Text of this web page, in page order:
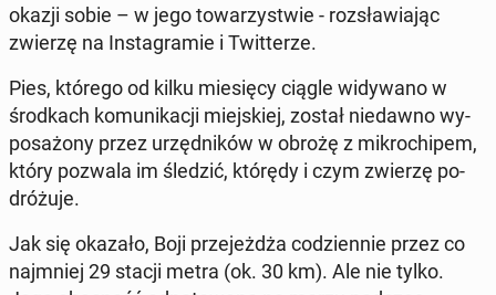
okazji sobie – w jego to­wa­rzy­stwie - roz­sła­wia­jąc
zwierzę na In­sta­gra­mie i Twit­te­rze.
Pies, którego od kilku mie­się­cy ciągle wi­dy­wa­no w
środ­kach ko­mu­ni­ka­cji miej­skiej, został nie­daw­no wy­
po­sa­żo­ny przez urzęd­ni­ków w obrożę z mi­kro­chi­pem,
który pozwala im śledzić, którędy i czym zwierzę po­
dró­żu­je.
Jak się okazało, Boji prze­jeż­dża co­dzien­nie przez co
naj­mniej 29 stacji metra (ok. 30 km). Ale nie tylko.